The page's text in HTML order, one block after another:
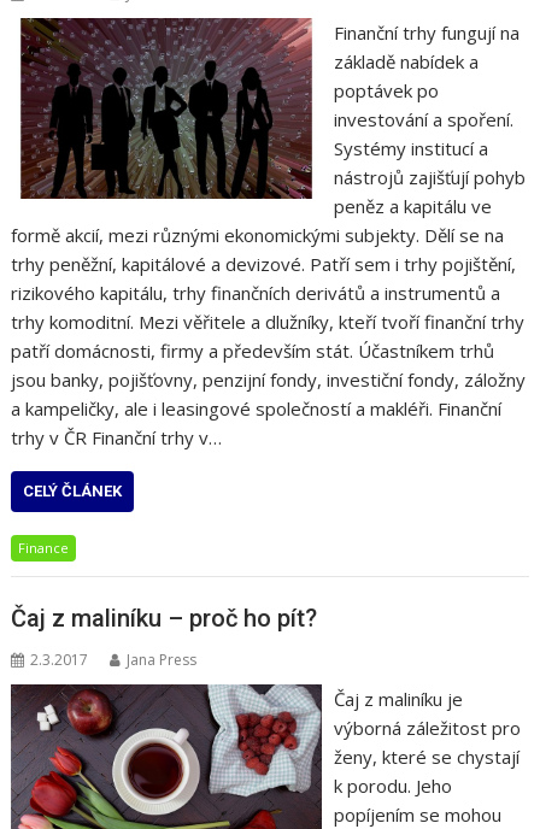
Finanční trhy fungují na
základě nabídek a
poptávek po
investování a spoření.
Systémy institucí a
nástrojů zajišťují pohyb
peněz a kapitálu ve
formě akcií, mezi různými ekonomickými subjekty. Dělí se na
trhy peněžní, kapitálové a devizové. Patří sem i trhy pojištění,
rizikového kapitálu, trhy finančních derivátů a instrumentů a
trhy komoditní. Mezi věřitele a dlužníky, kteří tvoří finanční trhy
patří domácnosti, firmy a především stát. Účastníkem trhů
jsou banky, pojišťovny, penzijní fondy, investiční fondy, záložny
a kampeličky, ale i leasingové společností a makléři. Finanční
trhy v ČR Finanční trhy v…
CELÝ ČLÁNEK
Finance
Čaj z maliníku – proč ho pít?
2.3.2017 Jana Press
Čaj z maliníku je
výborná záležitost pro
ženy, které se chystají
k porodu. Jeho
popíjením se mohou